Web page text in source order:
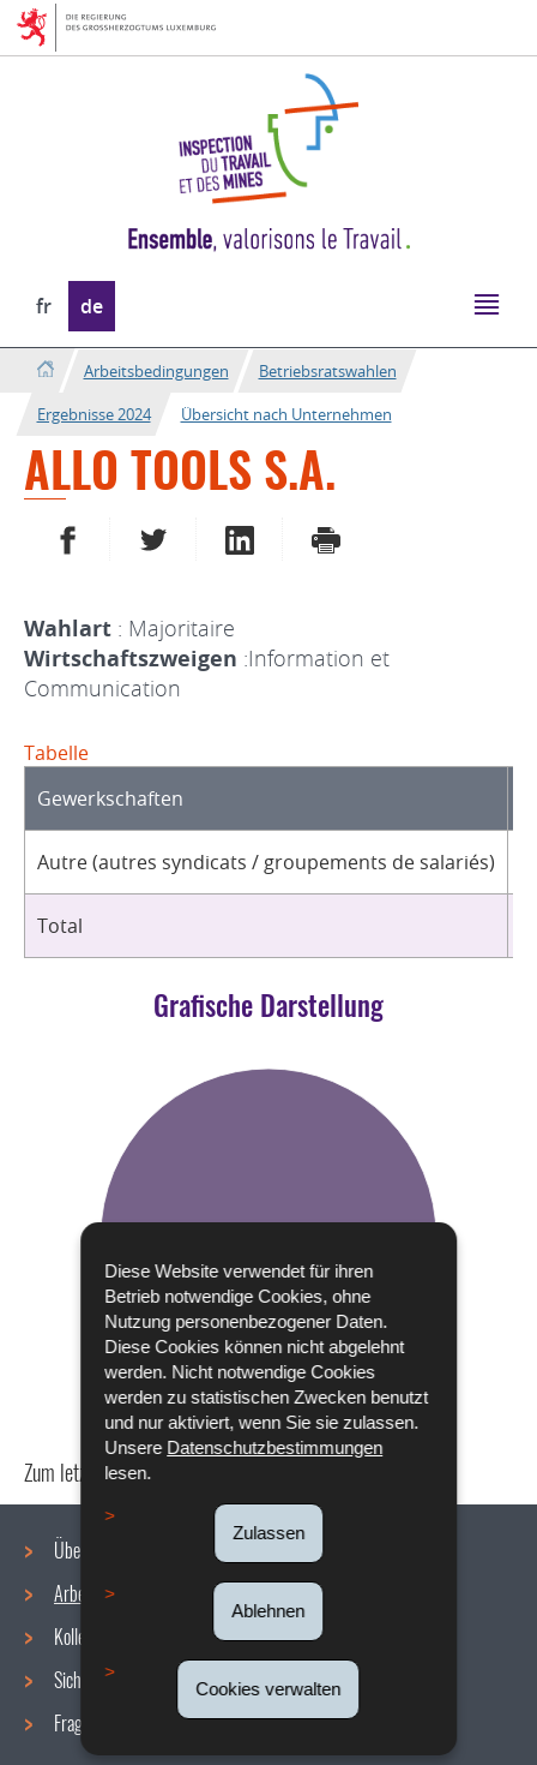
Diese Website verwendet für ihren
Betrieb notwendige Cookies, ohne
Nutzung personenbezogener Daten.
Diese Cookies können nicht abgelehnt
werden. Nicht notwendige Cookies
werden zu statistischen Zwecken benutzt
und nur aktiviert, wenn Sie sie zulassen.
Unsere Datenschutzbestimmungen
lesen.
Zulassen
Ablehnen
Cookies verwalten
Zur
Navigation
Zum
Inhalt
Sprache
wechseln
fr de
Arbeitsbedingungen
Betriebsratswahlen
Ergebnisse 2024
Übersicht nach Unternehmen
ALLO TOOLS S.A.
AUF FACEBOOK TEILENAUF TWITTER TEILENAUF LINKEDIN TEILEN
DRUCKEN
Wahlart : Majoritaire
Wirtschaftszweigen :Information et
Communication
Tabelle
Gewerkschaften
Autre (autres syndicats / groupements de salariés)
Total
Grafische Darstellung
Zum letzten Mal aktualisiert am
Navigationsmenü
Über uns
Arbeitsbedingungen
Kollektive Vereinbarungen
Sicherheit/Gesundheit am Arbeitsplatz
Fragen / Antworten